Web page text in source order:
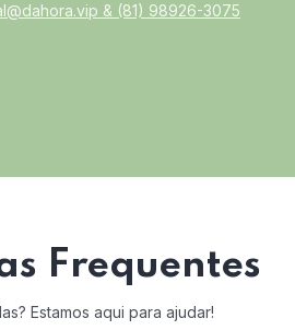
& (81) 98926-3075
Frequentes
Estamos aqui para ajudar!